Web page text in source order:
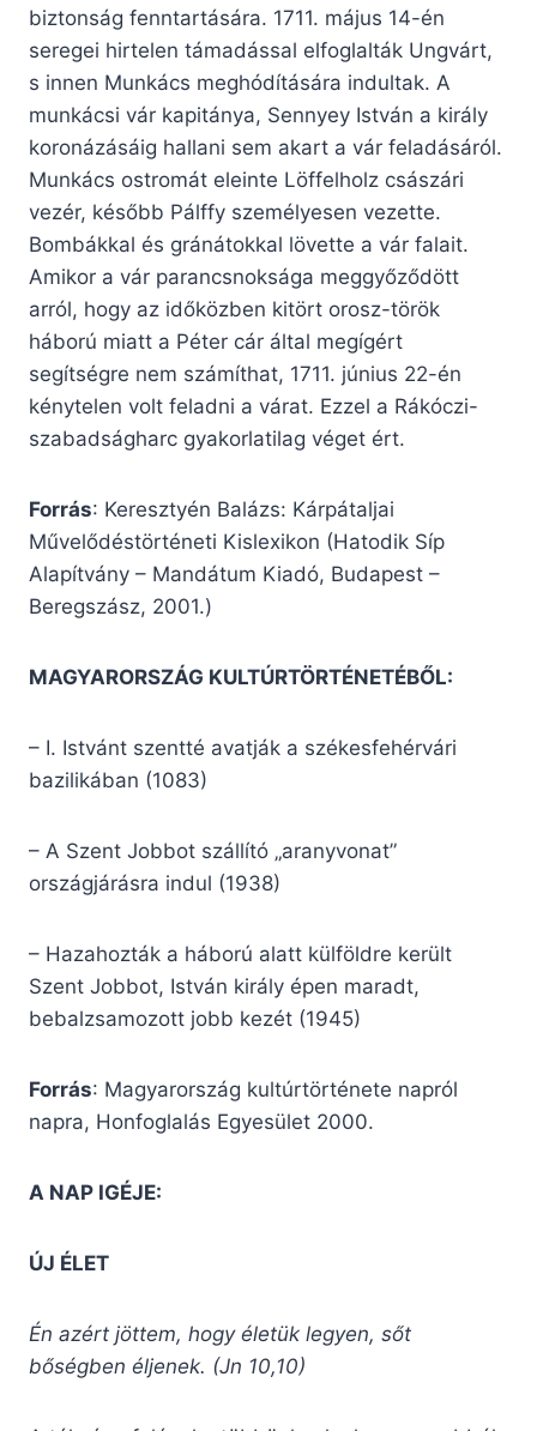
biztonság fenntartására. 1711. május 14-én
seregei hirtelen támadással elfoglalták Ungvárt,
s innen Munkács meghódítására indultak. A
munkácsi vár kapitánya, Sennyey István a király
koronázásáig hallani sem akart a vár feladásáról.
Munkács ostromát eleinte Löffelholz császári
vezér, később Pálffy személyesen vezette.
Bombákkal és gránátokkal lövette a vár falait.
Amikor a vár parancsnoksága meggyőződött
arról, hogy az időközben kitört orosz-török
háború miatt a Péter cár által megígért
segítségre nem számíthat, 1711. június 22-én
kénytelen volt feladni a várat. Ezzel a Rákóczi-
szabadságharc gyakorlatilag véget ért.
Forrás: Keresztyén Balázs: Kárpátaljai
Művelődéstörténeti Kislexikon (Hatodik Síp
Alapítvány – Mandátum Kiadó, Budapest –
Beregszász, 2001.)
MAGYARORSZÁG KULTÚRTÖRTÉNETÉBŐL:
– I. Istvánt szentté avatják a székesfehérvári
bazilikában (1083)
– A Szent Jobbot szállító „aranyvonat”
országjárásra indul (1938)
– Hazahozták a háború alatt külföldre került
Szent Jobbot, István király épen maradt,
bebalzsamozott jobb kezét (1945)
Forrás: Magyarország kultúrtörténete napról
napra, Honfoglalás Egyesület 2000.
A NAP IGÉJE:
ÚJ ÉLET
Én azért jöttem, hogy életük legyen, sőt
bőségben éljenek. (Jn 10,10)